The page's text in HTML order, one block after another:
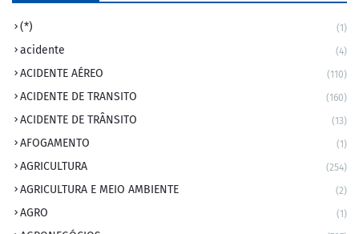
(*) (1)
acidente (4)
ACIDENTE AÉREO (110)
ACIDENTE DE TRANSITO (160)
ACIDENTE DE TRÂNSITO (13)
AFOGAMENTO (1)
AGRICULTURA (254)
AGRICULTURA E MEIO AMBIENTE (2)
AGRO (1)